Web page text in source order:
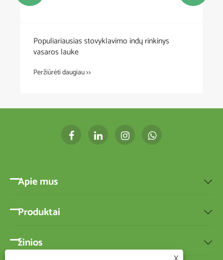
stovyklavimo indų rinkinys
lauke
daugiau >>
Apie mus 
Produktai 
žinios 